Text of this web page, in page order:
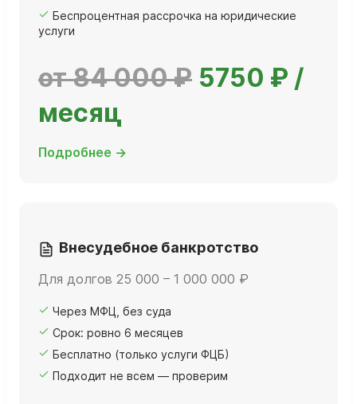
Беспроцентная рассрочка на юридические
услуги
от 84 000 ₽ 5750 ₽ /
месяц
Подробнее →
Внесудебное банкротство
Для долгов 25 000 – 1 000 000 ₽
Через МФЦ, без суда
Срок: ровно 6 месяцев
Бесплатно (только услуги ФЦБ)
Подходит не всем — проверим